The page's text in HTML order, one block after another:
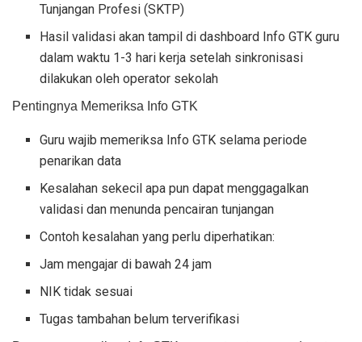
Tunjangan Profesi (SKTP)
Hasil validasi akan tampil di dashboard Info GTK guru
dalam waktu 1-3 hari kerja setelah sinkronisasi
dilakukan oleh operator sekolah
Pentingnya Memeriksa Info GTK
Guru wajib memeriksa Info GTK selama periode
penarikan data
Kesalahan sekecil apa pun dapat menggagalkan
validasi dan menunda pencairan tunjangan
Contoh kesalahan yang perlu diperhatikan:
Jam mengajar di bawah 24 jam
NIK tidak sesuai
Tugas tambahan belum terverifikasi